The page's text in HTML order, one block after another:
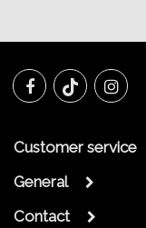
Customer service
General
Contact